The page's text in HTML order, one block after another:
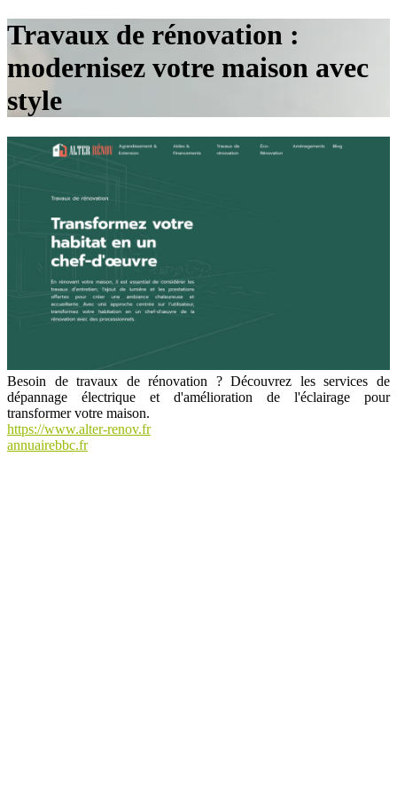
Travaux de rénovation :
modernisez votre maison avec
style
Besoin de travaux de rénovation ? Découvrez les services de
dépannage électrique et d'amélioration de l'éclairage pour
transformer votre maison.
https://www.alter-renov.fr
annuairebbc.fr